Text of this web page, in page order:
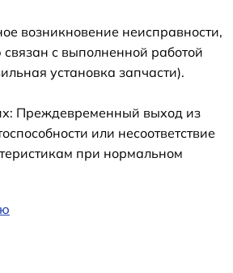
возникновение неисправности,
с выполненной работой
установка запчасти).
Преждевременный выход из
или несоответствие
при нормальном